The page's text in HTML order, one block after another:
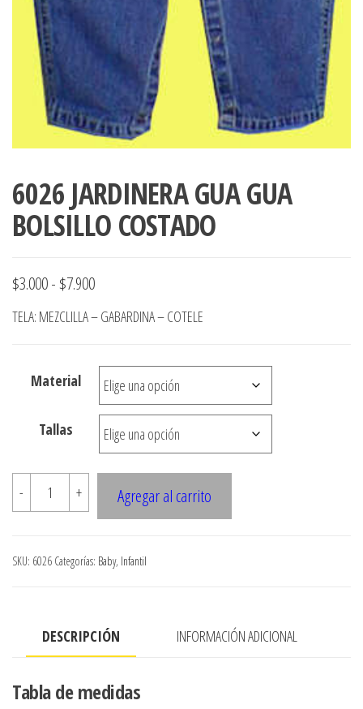
6026 JARDINERA GUA GUA
BOLSILLO COSTADO
$3.000- $7.900Rango
de
desde
$3.000
hasta
$7.900
TELA: MEZCLILLA – GABARDINA – COTELE
Material
Tallas
-
6026
JARDINERA
GUA
BOLSILLO
+ Agregar al carrito
SKU: 6026 Categorías: Baby, Infantil
DESCRIPCIÓN INFORMACIÓN ADICIONAL
Tabla de medidas